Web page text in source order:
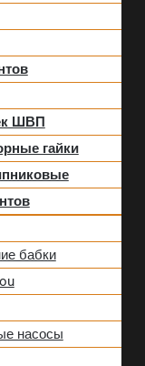
ШВП
гайки
бабки
насосы